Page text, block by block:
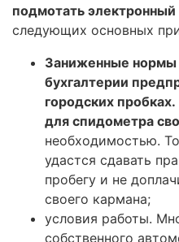
подмотать
следующих основных
Заниженные нормы
бухгалтерии
городских пробках.
для спидометра
необходимостью.
удастся сдавать
пробегу и не
своего кармана;
условия работы.
собственного